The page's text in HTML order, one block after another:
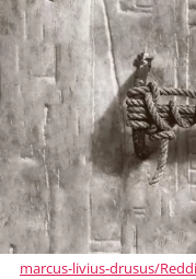
marcus-livius-drusus/